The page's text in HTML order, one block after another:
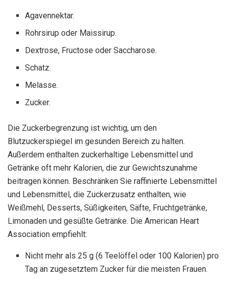
Agavennektar.
Rohrsirup oder Maissirup.
Dextrose, Fructose oder Saccharose.
Schatz.
Melasse.
Zucker.
Die Zuckerbegrenzung ist wichtig, um den
Blutzuckerspiegel im gesunden Bereich zu halten.
Außerdem enthalten zuckerhaltige Lebensmittel und
Getränke oft mehr Kalorien, die zur Gewichtszunahme
beitragen können. Beschränken Sie raffinierte Lebensmittel
und Lebensmittel, die Zuckerzusatz enthalten, wie
Weißmehl, Desserts, Süßigkeiten, Säfte, Fruchtgetränke,
Limonaden und gesüßte Getränke. Die American Heart
Association empfiehlt:
Nicht mehr als 25 g (6 Teelöffel oder 100 Kalorien) pro
Tag an zugesetztem Zucker für die meisten Frauen.